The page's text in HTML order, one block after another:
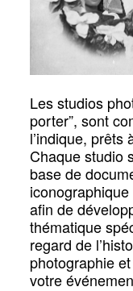
Les studios
porter”, sont
l’indique, prêts
Chaque studio
base de
afin de
thématique
regard de
photographie
votre